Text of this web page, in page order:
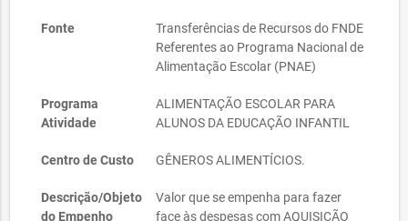
Fonte
Transferências de Recursos do FNDE
Referentes ao Programa Nacional de
Alimentação Escolar (PNAE)
Programa
Atividade
ALIMENTAÇÃO ESCOLAR PARA
ALUNOS DA EDUCAÇÃO INFANTIL
Centro de Custo GÊNEROS ALIMENTÍCIOS.
Descrição/Objeto
do Empenho
Valor que se empenha para fazer
face às despesas com AQUISIÇÃO